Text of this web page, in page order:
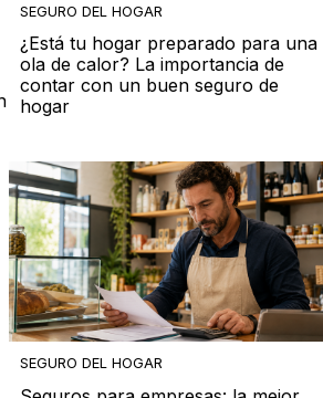
SEGURO DEL HOGAR
¿Está tu hogar preparado para una
ola de calor? La importancia de
contar con un buen seguro de
hogar
SEGURO DEL HOGAR